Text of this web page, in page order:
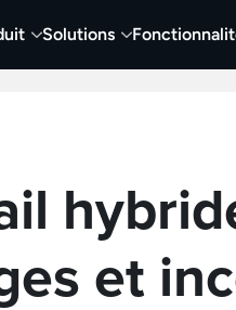
Solutions
Capture et enregistrement
et